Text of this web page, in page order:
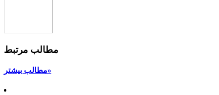
مطالب مرتبط
مطالب بیشتر»